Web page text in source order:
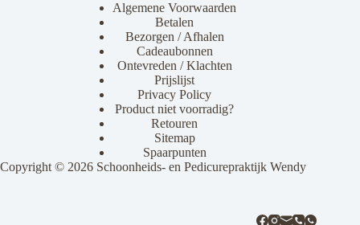
Algemene Voorwaarden
Betalen
Bezorgen / Afhalen
Cadeaubonnen
Ontevreden / Klachten
Prijslijst
Privacy Policy
Product niet voorradig?
Retouren
Sitemap
Spaarpunten
Copyright © 2026 Schoonheids- en Pedicurepraktijk Wendy